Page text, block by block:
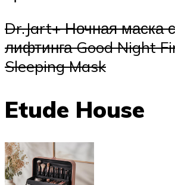
Dr.Jart+ Ночная маска
лифтинга Good Night
Sleeping Mask
Etude House